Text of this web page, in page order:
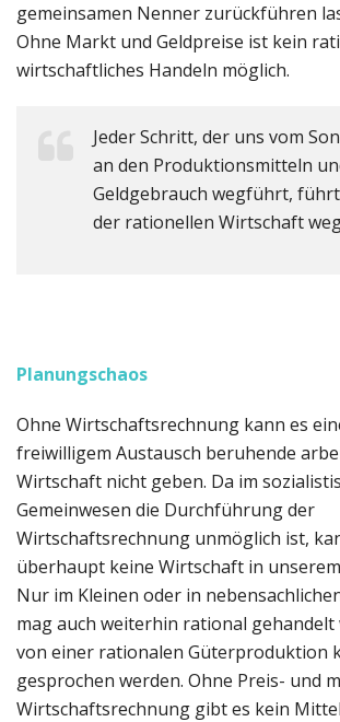
gemeinsamen Nenner zurückführen
Ohne Markt und Geldpreise ist kein
wirtschaftliches Handeln möglich.
Jeder Schritt, der uns vom
an den Produktionsmitteln
Geldgebrauch wegführt,
der rationellen Wirtschaft
Planungschaos
Ohne Wirtschaftsrechnung kann es
freiwilligem Austausch beruhende
Wirtschaft nicht geben. Da im
Gemeinwesen die Durchführung der
Wirtschaftsrechnung unmöglich ist,
überhaupt keine Wirtschaft in
Nur im Kleinen oder in
mag auch weiterhin rational gehandelt
von einer rationalen Güterproduktion
gesprochen werden. Ohne Preis- und
Wirtschaftsrechnung gibt es kein